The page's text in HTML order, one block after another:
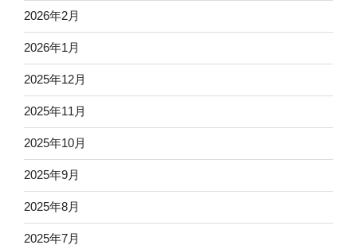
2026年2月
2026年1月
2025年12月
2025年11月
2025年10月
2025年9月
2025年8月
2025年7月